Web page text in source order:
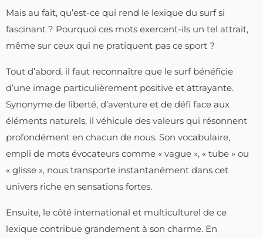
Mais au fait, qu’est-ce qui rend le lexique du surf si
fascinant ? Pourquoi ces mots exercent-ils un tel attrait,
même sur ceux qui ne pratiquent pas ce sport ?
Tout d’abord, il faut reconnaître que le surf bénéficie
d’une image particulièrement positive et attrayante.
Synonyme de liberté, d’aventure et de défi face aux
éléments naturels, il véhicule des valeurs qui résonnent
profondément en chacun de nous. Son vocabulaire,
empli de mots évocateurs comme « vague », « tube » ou
« glisse », nous transporte instantanément dans cet
univers riche en sensations fortes.
Ensuite, le côté international et multiculturel de ce
lexique contribue grandement à son charme. En